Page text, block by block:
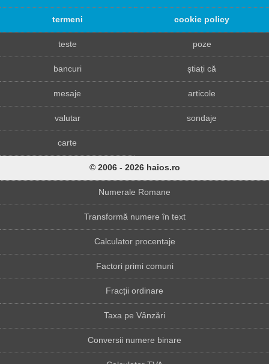
termeni cookie policy
teste poze
bancuri știați că
mesaje articole
valutar sondaje
carte
© 2006 - 2026 haios.ro
Numerale Romane
Transformă numere în text
Calculator procentaje
Factori primi comuni
Fracții ordinare
Taxa pe Vânzări
Conversii numere binare